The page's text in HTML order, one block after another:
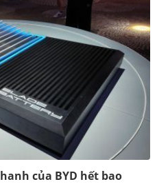
của BYD hết bao